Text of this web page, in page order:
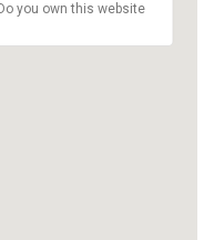
you own this website?